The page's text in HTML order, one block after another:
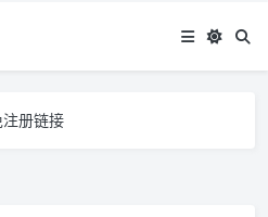
册链接
，资源失效请备注留言，感谢！
册链接